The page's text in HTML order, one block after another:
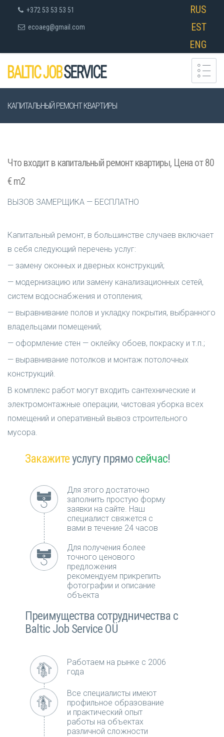
+372 53 53 53 51
ecoaeg@gmail.com
RUS
EST
ENG
КАПИТАЛЬНЫЙ РЕМОНТ КВАРТИРЫ
Что входит в капитальный ремонт квартиры, Цена от 80
€ m2
ВЫЗОВ ЗАМЕРЩИКА — БЕСПЛАТНО
Капитальный ремонт, в большинстве случаев включает
в себя следующий перечень услуг:
— замену оконных и дверных конструкций;
— модернизацию или замену канализационных сетей,
систем водоснабжения и отопления;
— выравнивание полов и укладку покрытия, выбранного
владельцами помещений;
— оформление стен — оклейку обоев, покраску и т.п.;
— выравнивание потолков и монтаж потолочных
конструкций.
В комплекс работ могут входить сантехнические и
электромонтажные операции, чистовая уборка всех
помещений и оперативный вывоз строительного
мусора.
Закажитеуслугу прямо сейчас!
Для этого достаточно
заполнить простую форму
заявки на сайте. Наш
специалист свяжется с
вами в течение 24 часов
Для получения более
точного ценового
предложения
рекомендуем прикрепить
фотографии и описание
объекта
Преимущества сотрудничества с
Baltic Job Service OÜ
Работаем на рынке с 2006
года
Все специалисты имеют
профильное образование
и практический опыт
работы на объектах
различной сложности